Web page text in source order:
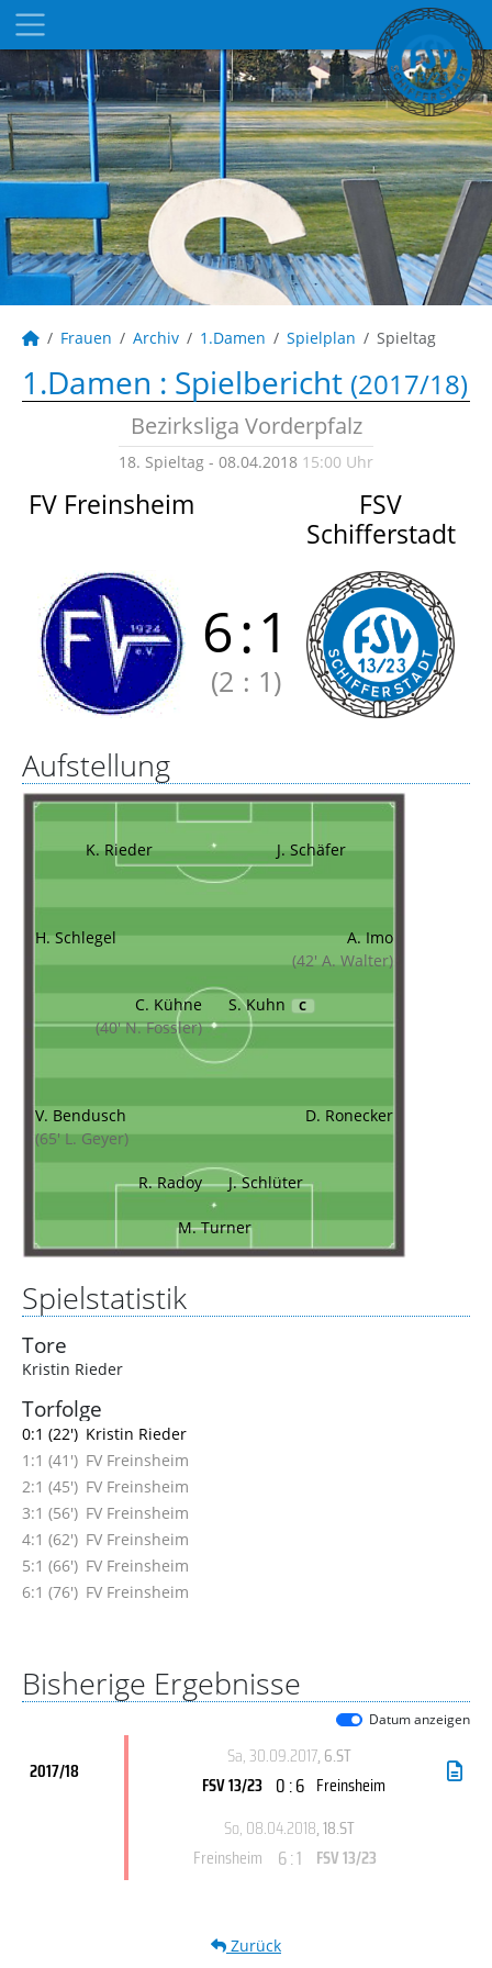
Frauen Archiv 1.Damen Spielplan Spieltag
1.Damen : Spielbericht (2017/18)
Bezirksliga Vorderpfalz
18. Spieltag - 08.04.2018 15:00 Uhr
FV Freinsheim
FSV
Schifferstadt
6:1
(2 : 1)
Aufstellung
K. Rieder J. Schäfer
H. Schlegel
A. Imo
(42' A. Walter)
C. Kühne
(40' N. Fossler)
S. Kuhn C
V. Bendusch
(65' L. Geyer)
D. Ronecker
R. Radoy J. Schlüter
M. Turner
Spielstatistik
Tore
Kristin Rieder
Torfolge
0:1 (22') Kristin Rieder
1:1 (41') FV Freinsheim
2:1 (45') FV Freinsheim
3:1 (56') FV Freinsheim
4:1 (62') FV Freinsheim
5:1 (66') FV Freinsheim
6:1 (76') FV Freinsheim
Bisherige Ergebnisse
Datum anzeigen
2017/18
Sa, 30.09.2017, 6.ST
FSV 13/23 0 : 6 Freinsheim
So, 08.04.2018, 18.ST
Freinsheim
6 : 1 FSV 13/23
Zurück